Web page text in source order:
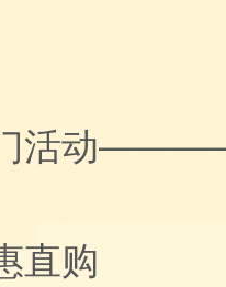
活动
直购